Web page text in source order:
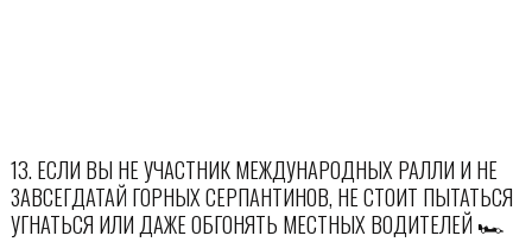
13. ЕСЛИ ВЫ НЕ УЧАСТНИК МЕЖДУНАРОДНЫХ РАЛЛИ И НЕ
ЗАВСЕГДАТАЙ ГОРНЫХ СЕРПАНТИНОВ, НЕ СТОИТ ПЫТАТЬСЯ
УГНАТЬСЯ ИЛИ ДАЖЕ ОБГОНЯТЬ МЕСТНЫХ ВОДИТЕЛЕЙ 🏎